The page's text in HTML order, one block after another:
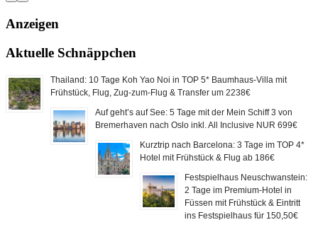
Anzeigen
Aktuelle Schnäppchen
Thailand: 10 Tage Koh Yao Noi in TOP 5* Baumhaus-Villa mit
Frühstück, Flug, Zug-zum-Flug & Transfer um 2238€
Auf geht’s auf See: 5 Tage mit der Mein Schiff 3 von
Bremerhaven nach Oslo inkl. All Inclusive NUR 699€
Kurztrip nach Barcelona: 3 Tage im TOP 4*
Hotel mit Frühstück & Flug ab 186€
Festspielhaus Neuschwanstein:
2 Tage im Premium-Hotel in
Füssen mit Frühstück & Eintritt
ins Festspielhaus für 150,50€